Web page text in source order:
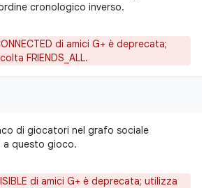
cronologico inverso.
di amici G+ è deprecata;
FRIENDS_ALL.
di giocatori nel grafo sociale
a questo gioco.
di amici G+ è deprecata; utilizza